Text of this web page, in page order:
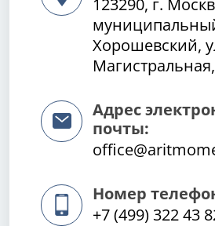
123290, г.
Хорошевский,
Адрес
почты:
Номер
+7 (499) 322 43